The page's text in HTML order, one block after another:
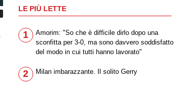
LE PIÙ LETTE
1
Amorim: "So che è difficile dirlo dopo una
sconfitta per 3-0, ma sono davvero soddisfatto
del modo in cui tutti hanno lavorato"
2 Milan imbarazzante. Il solito Gerry